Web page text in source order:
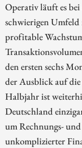
Operativ läuft es
schwierigen
profitable
den ersten sechs
der Ausblick auf
Halbjahr ist
Deutschland
um Rechnungs-
unkomplizierter